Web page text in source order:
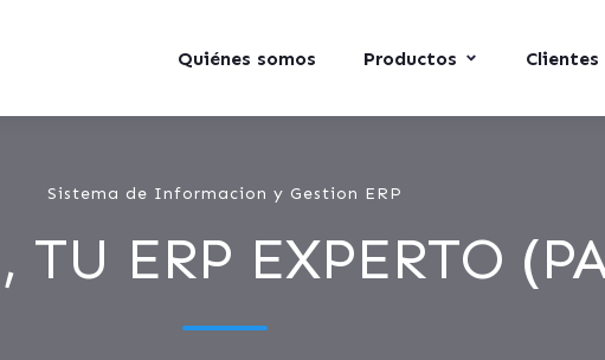
Quiénes somos Productos Clientes
Sistema de Informacion y Gestion ERP
TU ERP EXPERTO